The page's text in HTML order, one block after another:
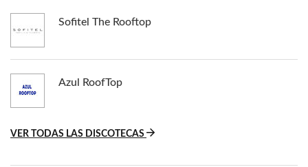
Sofitel The Rooftop
Azul RoofTop
VER TODAS LAS DISCOTECAS